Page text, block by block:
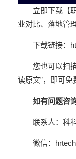
立即下载【
业对比、落地管
下载链接：
您也可以扫
读原文”，即可免
如有问题咨
联系人：科
微信：